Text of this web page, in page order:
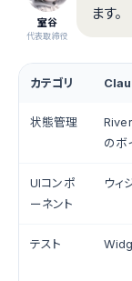
室谷
代表取締役
ます。
カテゴリ
状態管理
のボ
UIコンポ
ーネント
ウィ
テスト